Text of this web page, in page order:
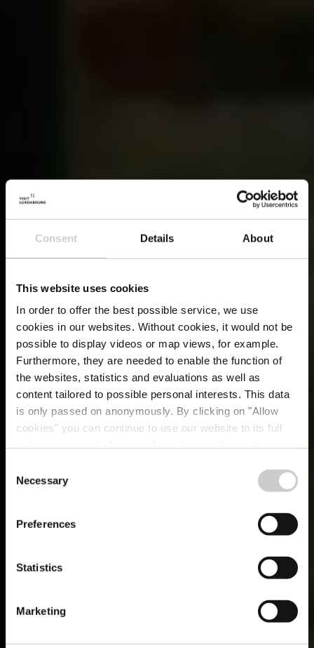
Consent Details About
This website uses cookies
In order to offer the best possible service, we use
cookies in our websites. Without cookies, it would not be
possible to display videos or map views, for example.
Furthermore, they are needed to enable the function of
the websites, statistics and evaluations as well as
content tailored to possible personal interests. This data
is only passed on anonymously. By clicking on "Allow
cookies" you can continue to use our website to its full
time.
Selection
Necessary
Preferences
Statistics
Marketing